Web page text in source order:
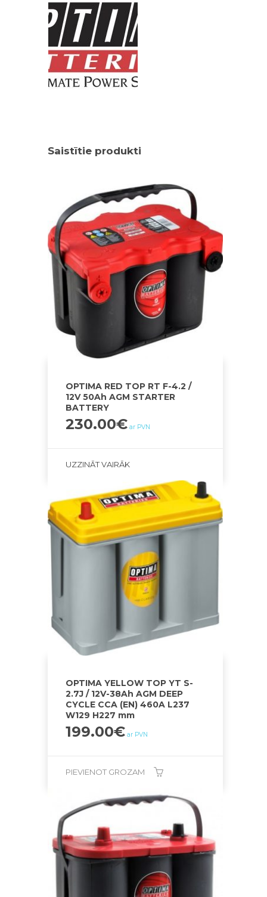
Saistītie produkti
OPTIMA RED TOP RT F-4.2 /
12V 50Ah AGM STARTER
BATTERY
230.00€ ar PVN
UZZINĀT VAIRĀK
OPTIMA YELLOW TOP YT S-
2.7J / 12V-38Ah AGM DEEP
CYCLE CCA (EN) 460A L237
W129 H227 mm
199.00€ ar PVN
PIEVIENOT GROZAM